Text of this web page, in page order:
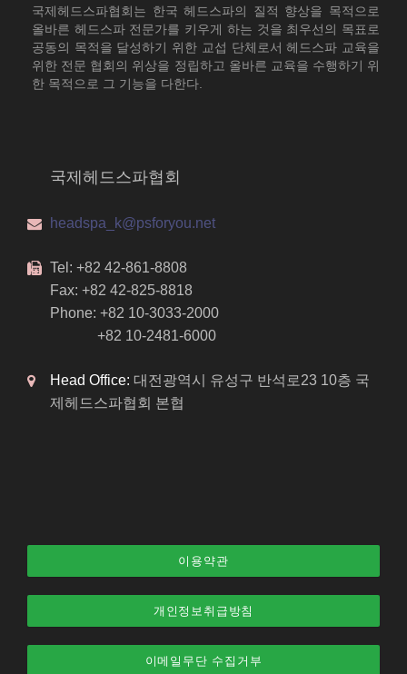
국제헤드스파협회는 한국 헤드스파의 질적 향상을 목적으로
올바른 헤드스파 전문가를 키우게 하는 것을 최우선의 목표로
공동의 목적을 달성하기 위한 교섭 단체로서 헤드스파 교육을
위한 전문 협회의 위상을 정립하고 올바른 교육을 수행하기 위
한 목적으로 그 기능을 다한다.
국제헤드스파협회
headspa_k@psforyou.net
Tel: +82 42-861-8808
Fax: +82 42-825-8818
Phone: +82 10-3033-2000
+82 10-2481-6000
Head Office: 대전광역시 유성구 반석로23 10층 국
제헤드스파협회 본협
이용약관
개인정보취급방침
이메일무단 수집거부